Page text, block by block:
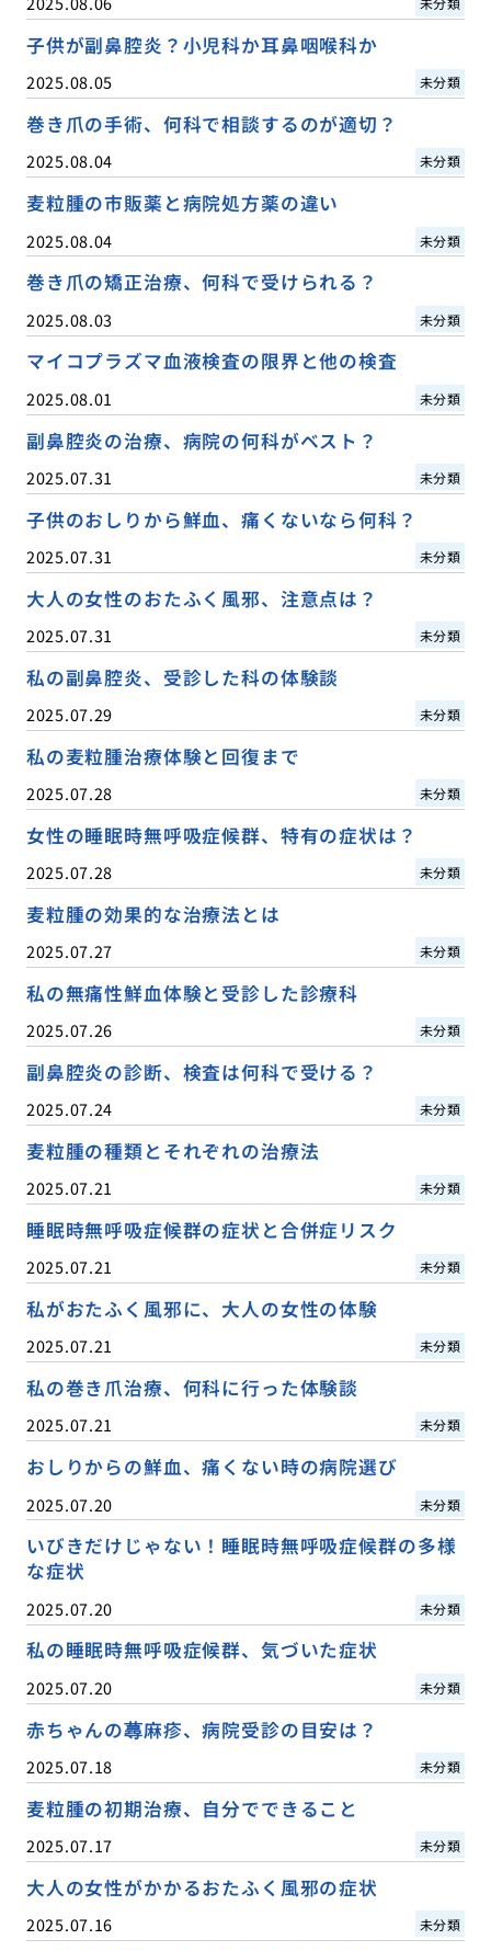
子供が副鼻腔炎？小児科か耳鼻咽喉科か
2025.08.05 未分類
巻き爪の手術、何科で相談するのが適切？
2025.08.04 未分類
麦粒腫の市販薬と病院処方薬の違い
2025.08.04 未分類
巻き爪の矯正治療、何科で受けられる？
2025.08.03 未分類
マイコプラズマ血液検査の限界と他の検査
2025.08.01 未分類
副鼻腔炎の治療、病院の何科がベスト？
2025.07.31 未分類
子供のおしりから鮮血、痛くないなら何科？
2025.07.31 未分類
大人の女性のおたふく風邪、注意点は？
2025.07.31 未分類
私の副鼻腔炎、受診した科の体験談
2025.07.29 未分類
私の麦粒腫治療体験と回復まで
2025.07.28 未分類
女性の睡眠時無呼吸症候群、特有の症状は？
2025.07.28 未分類
麦粒腫の効果的な治療法とは
2025.07.27 未分類
私の無痛性鮮血体験と受診した診療科
2025.07.26 未分類
副鼻腔炎の診断、検査は何科で受ける？
2025.07.24 未分類
麦粒腫の種類とそれぞれの治療法
2025.07.21 未分類
睡眠時無呼吸症候群の症状と合併症リスク
2025.07.21 未分類
私がおたふく風邪に、大人の女性の体験
2025.07.21 未分類
私の巻き爪治療、何科に行った体験談
2025.07.21 未分類
おしりからの鮮血、痛くない時の病院選び
2025.07.20 未分類
いびきだけじゃない！睡眠時無呼吸症候群の多様
な症状
2025.07.20 未分類
私の睡眠時無呼吸症候群、気づいた症状
2025.07.20 未分類
赤ちゃんの蕁麻疹、病院受診の目安は？
2025.07.18 未分類
麦粒腫の初期治療、自分でできること
2025.07.17 未分類
大人の女性がかかるおたふく風邪の症状
2025.07.16 未分類